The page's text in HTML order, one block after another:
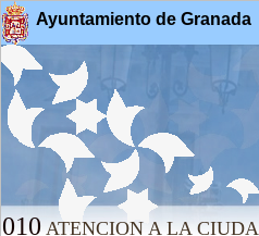
Ayuntamiento de Granada
010 ATENCION A LA